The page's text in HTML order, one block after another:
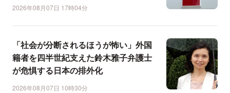
2026年08月07日 17時04分
「社会が分断されるほうが怖い」外国
籍者を四半世紀支えた鈴木雅子弁護士
が危惧する日本の排外化
2026年08月07日 10時30分